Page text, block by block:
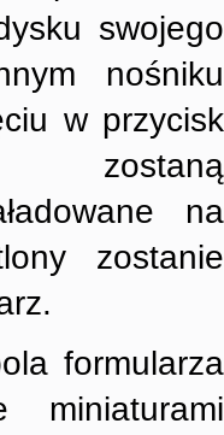
swojego
nośniku
w przycisk
zostaną
na
zostanie
formularza
miniaturami